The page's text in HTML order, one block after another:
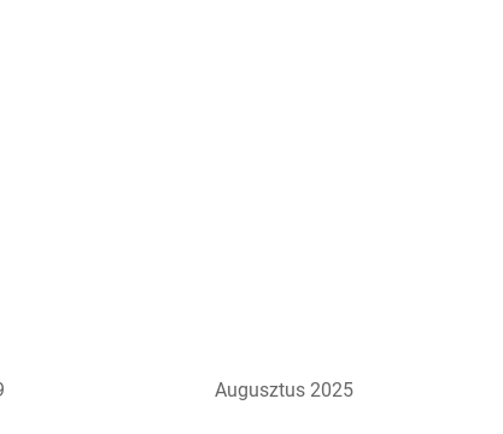
Augusztus 2025